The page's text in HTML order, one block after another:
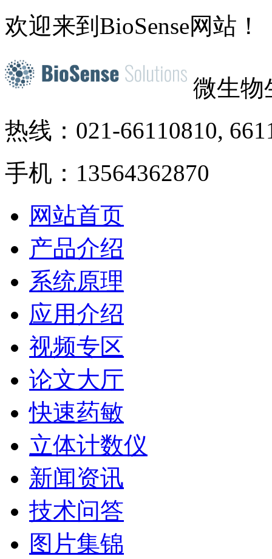
欢迎来到BioSense网站！
微生物
热线：021-66110810,
手机：13564362870
网站首页
产品介绍
系统原理
应用介绍
视频专区
论文大厅
快速药敏
立体计数仪
新闻资讯
技术问答
图片集锦